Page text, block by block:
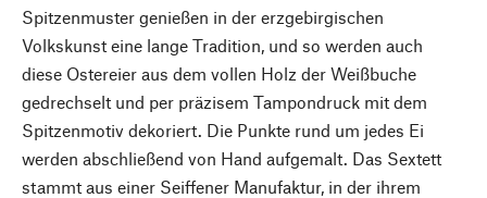
Spitzenmuster genießen in der erzgebirgischen
Volkskunst eine lange Tradition, und so werden auch
diese Ostereier aus dem vollen Holz der Weißbuche
gedrechselt und per präzisem Tampondruck mit dem
Spitzenmotiv dekoriert. Die Punkte rund um jedes Ei
werden abschließend von Hand aufgemalt. Das Sextett
stammt aus einer Seiffener Manufaktur, in der ihrem